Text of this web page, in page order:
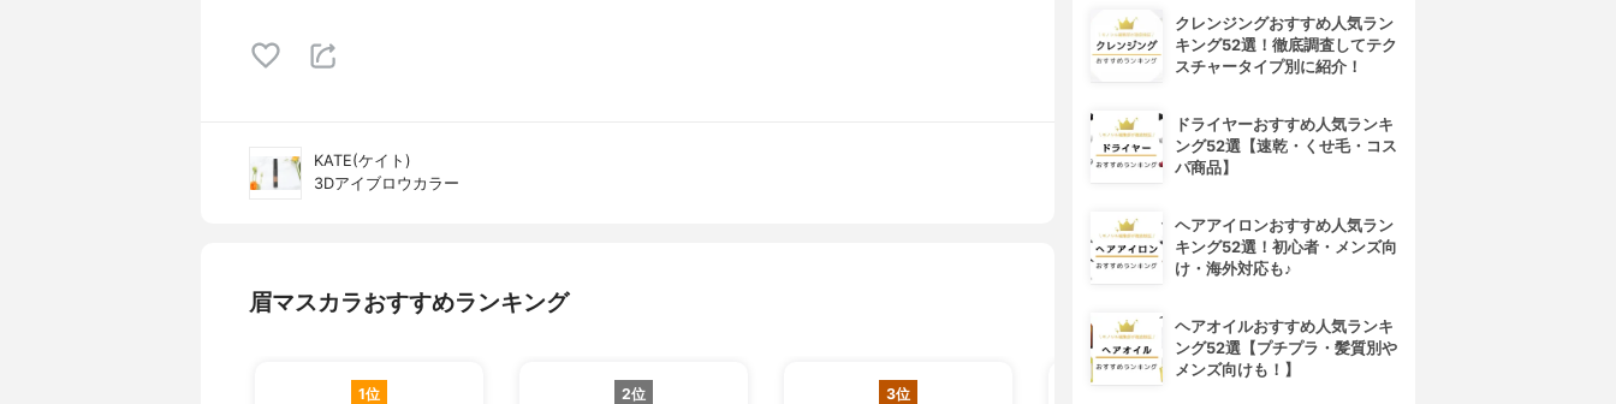
KATE(ケイト)
3Dアイブロウカラー
眉マスカラおすすめランキング
1位 2位 3位
クレンジングおすすめ人気ラン
キング52選！徹底調査してテク
スチャータイプ別に紹介！
ドライヤーおすすめ人気ランキ
ング52選【速乾・くせ毛・コス
パ商品】
ヘアアイロンおすすめ人気ラン
キング52選！初心者・メンズ向
け・海外対応も♪
ヘアオイルおすすめ人気ランキ
ング52選【プチプラ・髪質別や
メンズ向けも！】